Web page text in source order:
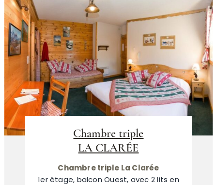
Chambre triple
LA CLARÉE
Chambre triple La Clarée
1er étage, balcon Ouest, avec 2 lits en